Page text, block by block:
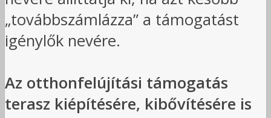
„továbbszámlázza” a támogatást
igénylők nevére.
Az otthonfelújítási támogatás
terasz kiépítésére, kibővítésére is